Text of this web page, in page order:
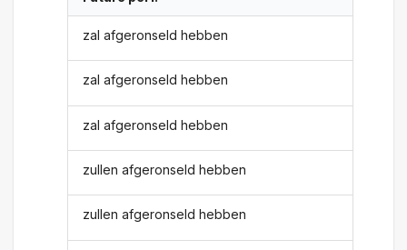
zal afgeronseld hebben
zal afgeronseld hebben
zal afgeronseld hebben
zullen afgeronseld hebben
zullen afgeronseld hebben